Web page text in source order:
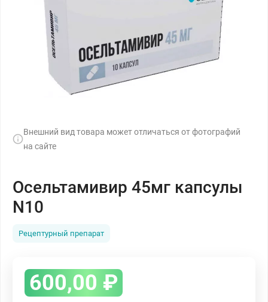
Внешний вид товара может отличаться от фотографий
на сайте
Осельтамивир 45мг капсулы
N10
Рецептурный препарат
600,00 ₽